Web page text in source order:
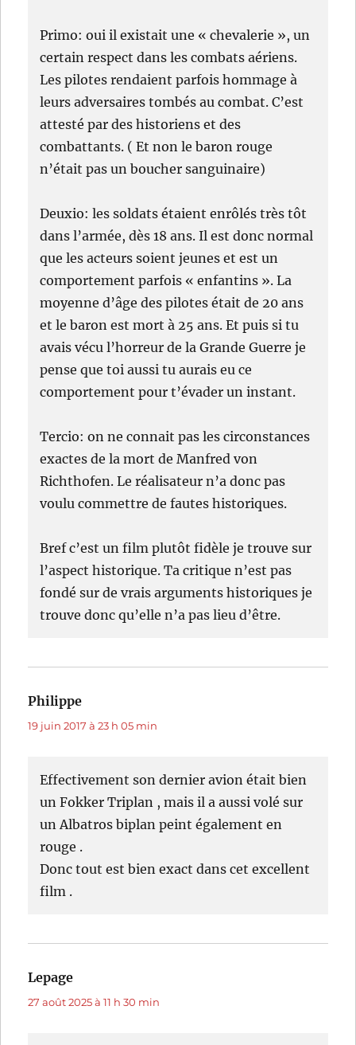
Primo: oui il existait une « chevalerie », un
certain respect dans les combats aériens.
Les pilotes rendaient parfois hommage à
leurs adversaires tombés au combat. C’est
attesté par des historiens et des
combattants. ( Et non le baron rouge
n’était pas un boucher sanguinaire)
Deuxio: les soldats étaient enrôlés très tôt
dans l’armée, dès 18 ans. Il est donc normal
que les acteurs soient jeunes et est un
comportement parfois « enfantins ». La
moyenne d’âge des pilotes était de 20 ans
et le baron est mort à 25 ans. Et puis si tu
avais vécu l’horreur de la Grande Guerre je
pense que toi aussi tu aurais eu ce
comportement pour t’évader un instant.
Tercio: on ne connait pas les circonstances
exactes de la mort de Manfred von
Richthofen. Le réalisateur n’a donc pas
voulu commettre de fautes historiques.
Bref c’est un film plutôt fidèle je trouve sur
l’aspect historique. Ta critique n’est pas
fondé sur de vrais arguments historiques je
trouve donc qu’elle n’a pas lieu d’être.
Philippe
19 juin 2017 à 23 h 05 min
Effectivement son dernier avion était bien
un Fokker Triplan , mais il a aussi volé sur
un Albatros biplan peint également en
rouge .
Donc tout est bien exact dans cet excellent
film .
Lepage
27 août 2025 à 11 h 30 min